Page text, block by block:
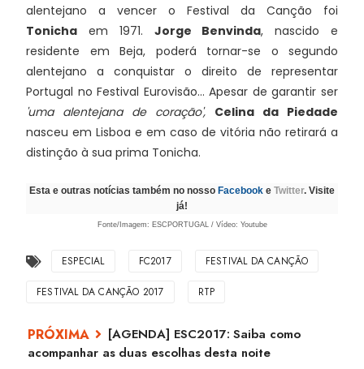
alentejano a vencer o Festival da Canção foi
Tonicha em 1971. Jorge Benvinda, nascido e
residente em Beja, poderá tornar-se o segundo
alentejano a conquistar o direito de representar
Portugal no Festival Eurovisão... Apesar de garantir ser
'uma alentejana de coração', Celina da Piedade
nasceu em Lisboa e em caso de vitória não retirará a
distinção à sua prima Tonicha.
Esta e outras notícias também no nosso Facebook e Twitter. Visite
já!
Fonte/Imagem: ESCPORTUGAL / Vídeo: Youtube
ESPECIAL FC2017 FESTIVAL DA CANÇÃO
FESTIVAL DA CANÇÃO 2017 RTP
[AGENDA] ESC2017: Saiba como
acompanhar as duas escolhas desta noite